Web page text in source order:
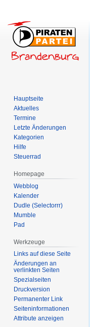
Hauptseite
Aktuelles
Termine
Letzte Änderungen
Kategorien
Hilfe
Steuerrad
Homepage
Webblog
Kalender
Dudle (Selectorrr)
Mumble
Pad
Werkzeuge
Links auf diese Seite
Änderungen an
verlinkten Seiten
Spezialseiten
Druckversion
Permanenter Link
Seiten­­informationen
Attribute anzeigen